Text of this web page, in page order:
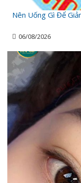
Nên Uống Gì Để
06/08/2026